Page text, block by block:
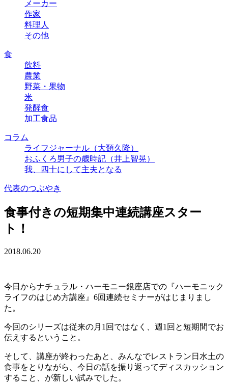
メーカー
作家
料理人
その他
食
飲料
農業
野菜・果物
米
発酵食
加工食品
コラム
ライフジャーナル（大類久隆）
おふくろ男子の歳時記（井上智晃）
我、四十にして主夫となる
代表のつぶやき
食事付きの短期集中連続講座スター
ト！
2018.06.20
今日からナチュラル・ハーモニー銀座店での『ハーモニック
ライフのはじめ方講座』6回連続セミナーがはじまりまし
た。
今回のシリーズは従来の月1回ではなく、週1回と短期間でお
伝えするということ。
そして、講座が終わったあと、みんなでレストラン日水土の
食事をとりながら、今日の話を振り返ってディスカッション
すること、が新しい試みでした。